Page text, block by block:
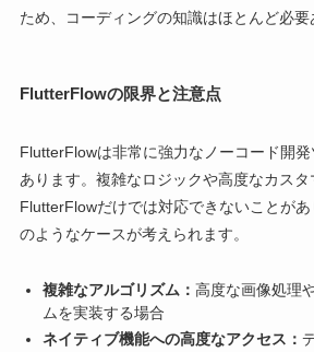
ため、コーディングの知識はほとんど必要
FlutterFlowの限界と注意点
FlutterFlowは非常に強力なノーコード開
あります。複雑なロジックや高度なカスタ
FlutterFlowだけでは対応できないことが
のようなケースが考えられます。
複雑なアルゴリズム： 高度な画像処理
ムを実装する場合
ネイティブ機能への高度なアクセス：